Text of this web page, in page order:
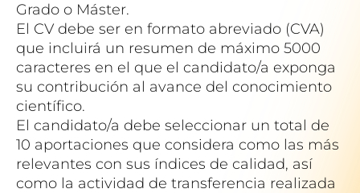
Grado o Máster.
El CV debe ser en formato abreviado (CVA)
que incluirá un resumen de máximo 5000
caracteres en el que el candidato/a exponga
su contribución al avance del conocimiento
científico.
El candidato/a debe seleccionar un total de
10 aportaciones que considera como las más
relevantes con sus índices de calidad, así
como la actividad de transferencia realizada